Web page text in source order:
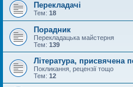
Перекладачі
Тем: 18
Порадник
Перекладацька майстерня
Тем: 139
Література, присвячена
Покликання, рецензії тощо
Тем: 12